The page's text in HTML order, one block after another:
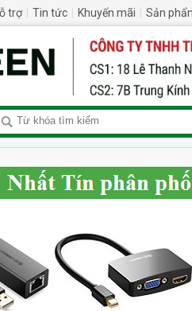
trợ Tin tức Khuyến mãi Sản